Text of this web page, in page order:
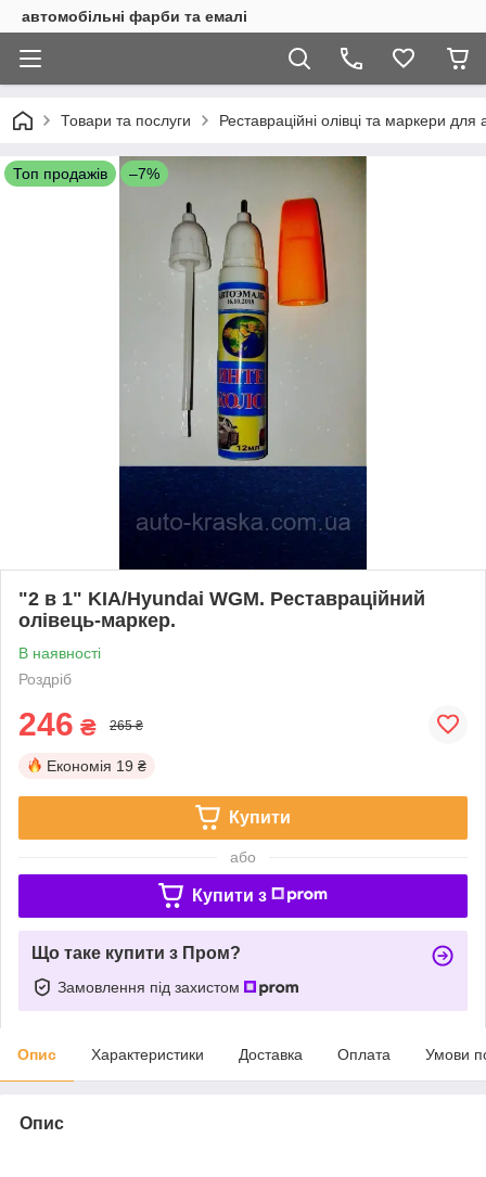
автомобільні фарби та емалі
Товари та послуги Реставраційні олівці та маркери для
Топ продажів –7%
"2 в 1" KIA/Hyundai WGM. Реставраційний
олівець-маркер.
В наявності
Роздріб
246 ₴ 265 ₴
Економія 19 ₴
Купити
або
Купити з
Що таке купити з Пром?
Замовлення під захистом
Опис Характеристики Доставка Оплата Умови
Опис